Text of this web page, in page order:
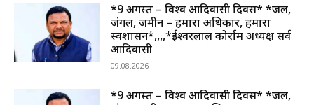
*9 अगस्त – विश्व आदिवासी दिवस* *जल,
जंगल, जमीन – हमारा अधिकार, हमारा
स्वशासन*,,,,*ईश्वरलाल कोर्राम अध्यक्ष सर्व
आदिवासी
09.08.2026
*9 अगस्त – विश्व आदिवासी दिवस* *जल,